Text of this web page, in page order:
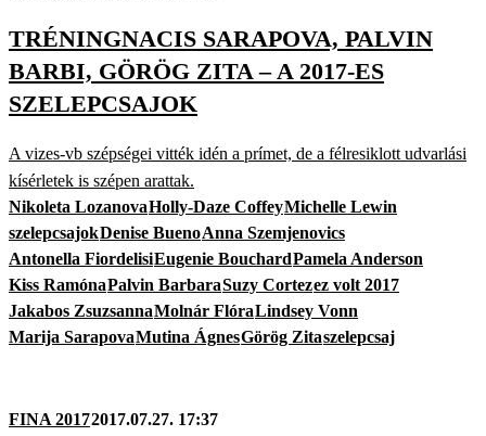
TRÉNINGNACIS SARAPOVA, PALVIN
BARBI, GÖRÖG ZITA – A 2017-ES
SZELEPCSAJOK
A vizes-vb szépségei vitték idén a prímet, de a félresiklott udvarlási
kísérletek is szépen arattak.
Nikoleta LozanovaHolly-Daze CoffeyMichelle Lewin
szelepcsajokDenise BuenoAnna Szemjenovics
Antonella FiordelisiEugenie BouchardPamela Anderson
Kiss RamónaPalvin BarbaraSuzy Cortezez volt 2017
Jakabos ZsuzsannaMolnár FlóraLindsey Vonn
Marija SarapovaMutina ÁgnesGörög Zitaszelepcsaj
FINA 20172017.07.27. 17:37